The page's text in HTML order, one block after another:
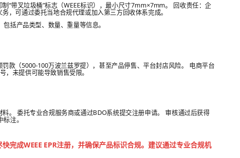
“带叉垃圾桶”标志（WEEE标识），最小尺寸7mm×7mm。 回收责任：企
，可通过委托当地合规代理或加入第三方回收体系完成。
括产品类型、数量、重量等信息。
款（5000-100万波兰兹罗提），甚至产品停售、平台封店风险。 电商平台
，未提供可能导致销售受限。
。 委托专业合规服务商或通过BDO系统提交注册申请。 审核通过后获得
注。
完成WEEE EPR注册，并确保产品标识合规。建议通过专业合规机